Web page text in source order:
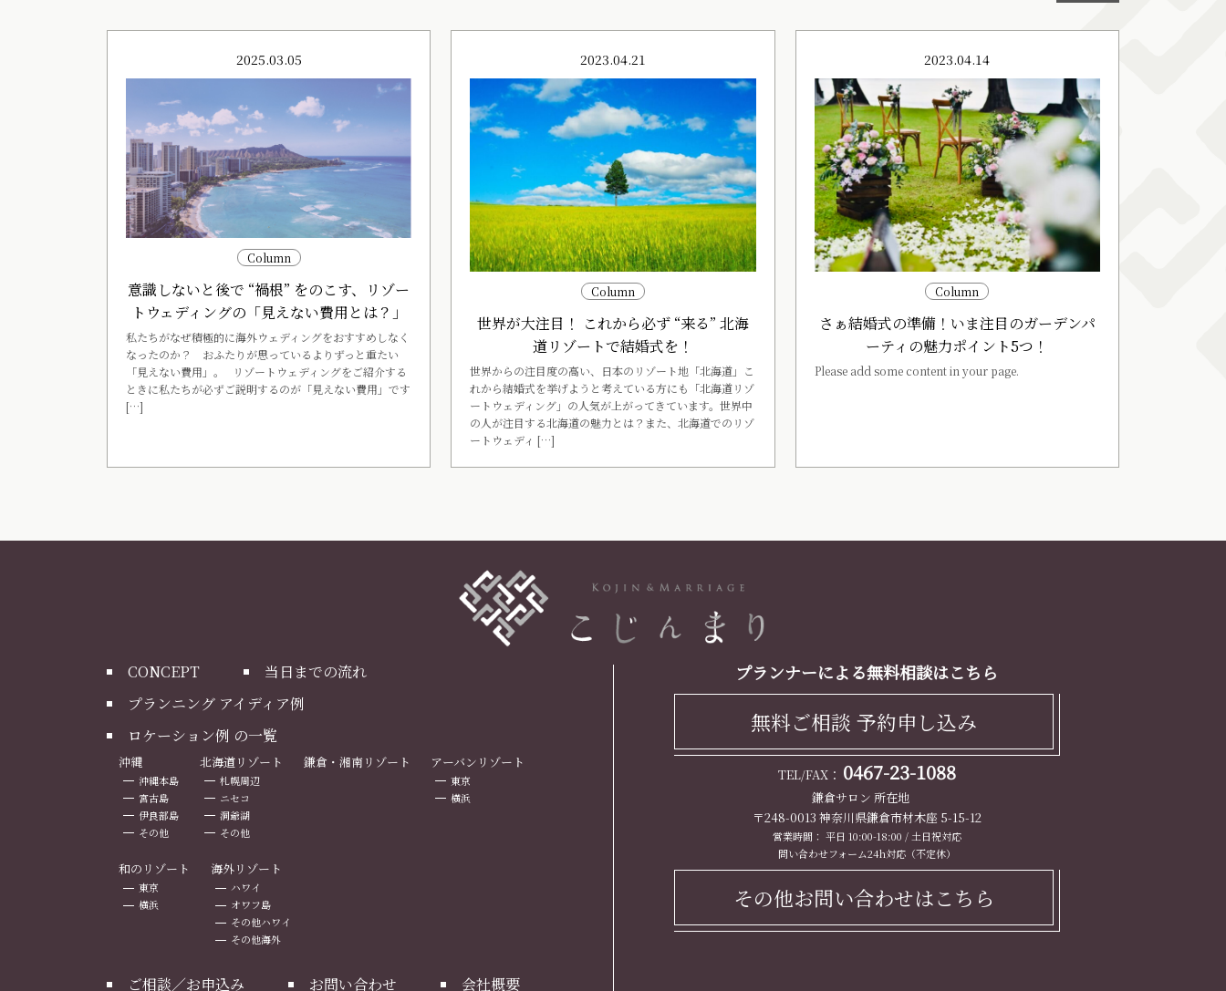
2025.03.05
Column
意識しないと後で “禍根” をのこす、リゾー
トウェディングの「見えない費用とは？」
私たちがなぜ積極的に海外ウェディングをおすすめしなく
なったのか？ おふたりが思っているよりずっと重たい
「見えない費用」。 リゾートウェディングをご紹介する
ときに私たちが必ずご説明するのが「見えない費用」です
[…]
2023.04.21
Column
世界が大注目！ これから必ず “来る” 北海
道リゾートで結婚式を！
世界からの注目度の高い、日本のリゾート地「北海道」こ
れから結婚式を挙げようと考えている方にも「北海道リゾ
ートウェディング」の人気が上がってきています。世界中
の人が注目する北海道の魅力とは？また、北海道でのリゾ
ートウェディ […]
2023.04.14
Column
さぁ結婚式の準備！いま注目のガーデンパ
ーティの魅力ポイント5つ！
Please add some content in your page.
CONCEPT
当日までの流れ
プランニング アイディア例
ロケーション例 の一覧
沖縄
沖縄本島
宮古島
伊良部島
その他
北海道リゾート
札幌周辺
ニセコ
洞爺湖
その他
鎌倉・湘南リゾート アーバンリゾート
東京
横浜
和のリゾート
東京
横浜
海外リゾート
ハワイ
オワフ島
その他ハワイ
その他海外
ご相談／お申込み お問い合わせ 会社概要
プランナーによる無料相談はこちら
無料ご相談 予約申し込み
TEL/FAX： 0467-23-1088
鎌倉サロン 所在地
〒248-0013 神奈川県鎌倉市材木座 5-15-12
営業時間： 平日 10:00-18:00 / 土日祝対応
問い合わせフォーム24h対応（不定休）
その他お問い合わせはこちら